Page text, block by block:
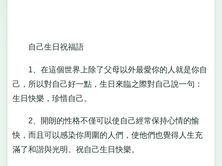
自己生日祝福語
1、在這個世界上除了父母以外最愛你的人就是你自
己，所以對自己好一點，生日來臨之際對自己說一句：
生日快樂，珍惜自己。
2、開朗的性格不僅可以使自己經常保持心情的愉
快，而且可以感染你周圍的人們，使他們也覺得人生充
滿了和諧與光明。祝自己生日快樂。